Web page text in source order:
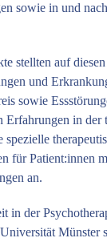
sowie in und
stellten auf
und
sowie
Erfahrungen in der
für Patient:innen
an.
in der
Münster